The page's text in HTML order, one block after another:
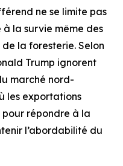
ne se limite pas
à la survie même des
la foresterie. Selon
Trump ignorent
marché nord-
les exportations
pour répondre à la
l’abordabilité du